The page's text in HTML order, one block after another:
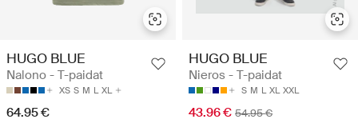
HUGO BLUE
Nalono - T-paidat
XS S M L XL
64.95 €
HUGO BLUE
Nieros - T-paidat
S M L XL XXL
43.96 € 54.95 €